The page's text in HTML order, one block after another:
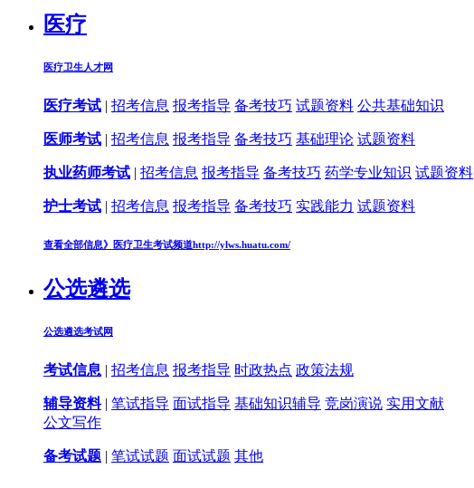
医疗
医疗卫生人才网
医疗考试 | 招考信息 报考指导 备考技巧 试题资料 公共基础知识
医师考试 | 招考信息 报考指导 备考技巧 基础理论 试题资料
执业药师考试 | 招考信息 报考指导 备考技巧 药学专业知识 试题资料
护士考试 | 招考信息 报考指导 备考技巧 实践能力 试题资料
查看全部信息》 医疗卫生考试频道http://ylws.huatu.com/
公选遴选
公选遴选考试网
考试信息 | 招考信息 报考指导 时政热点 政策法规
辅导资料| 笔试指导 面试指导 基础知识辅导 竞岗演说 实用文献
公文写作
备考试题 | 笔试试题 面试试题 其他